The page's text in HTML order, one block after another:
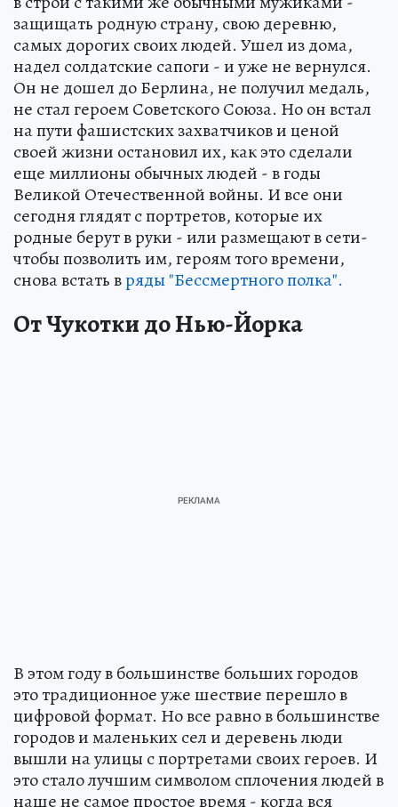
защищать родную страну, свою деревню,
самых дорогих своих людей. Ушел из дома,
надел солдатские сапоги - и уже не вернулся.
Он не дошел до Берлина, не получил медаль,
не стал героем Советского Союза. Но он встал
на пути фашистских захватчиков и ценой
своей жизни остановил их, как это сделали
еще миллионы обычных людей - в годы
Великой Отечественной войны. И все они
сегодня глядят с портретов, которые их
родные берут в руки - или размещают в сети-
чтобы позволить им, героям того времени,
снова встать вряды "Бессмертного полка".
От Чукотки до Нью-Йорка
В этом году в большинстве больших городов
это традиционное уже шествие перешло в
цифровой формат. Но все равно в большинстве
городов и маленьких сел и деревень люди
вышли на улицы с портретами своих героев. И
это стало лучшим символом сплочения людей в
наше не самое простое время - когда вся